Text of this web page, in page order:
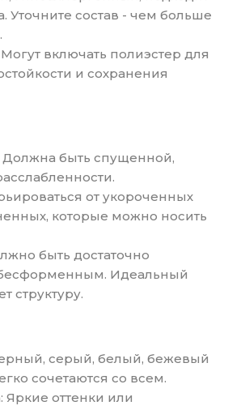
Уточните состав - чем больше
включать полиэстер для
и сохранения
Должна быть спущенной,
от укороченных
которые можно носить
быть достаточно
Идеальный
структуру.
серый, белый, бежевый
сочетаются со всем.
Яркие оттенки или